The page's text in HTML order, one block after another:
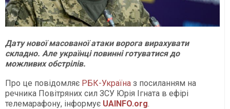
Дату нової масованої атаки ворога вирахувати
складно. Але українці повинні готуватися до
можливих обстрілів.
Про це повідомляє РБК-Україна з посиланням на
речника Повітряних сил ЗСУ Юрія Ігната в ефірі
телемарафону, інформує UAINFO.org.